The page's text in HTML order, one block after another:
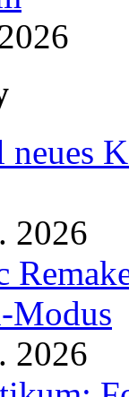
2026
Modus
2026